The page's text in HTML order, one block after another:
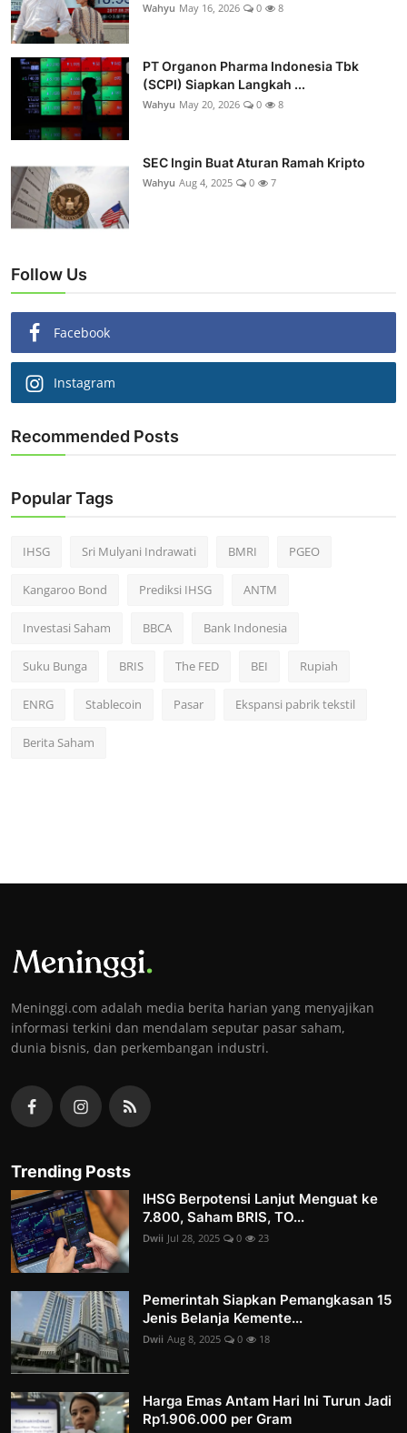
Wahyu May 16, 2026 0 8
PT Organon Pharma Indonesia Tbk
(SCPI) Siapkan Langkah ...
Wahyu May 20, 2026 0 8
SEC Ingin Buat Aturan Ramah Kripto
Wahyu Aug 4, 2025 0 7
Follow Us
Facebook
Instagram
Recommended Posts
Popular Tags
IHSG Sri Mulyani Indrawati BMRI PGEO
Kangaroo Bond Prediksi IHSG ANTM
Investasi Saham BBCA Bank Indonesia
Suku Bunga BRIS The FED BEI Rupiah
ENRG Stablecoin Pasar Ekspansi pabrik tekstil
Berita Saham
Meninggi.com adalah media berita harian yang menyajikan
informasi terkini dan mendalam seputar pasar saham,
dunia bisnis, dan perkembangan industri.
Trending Posts
IHSG Berpotensi Lanjut Menguat ke
7.800, Saham BRIS, TO...
Dwii Jul 28, 2025 0 23
Pemerintah Siapkan Pemangkasan 15
Jenis Belanja Kemente...
Dwii Aug 8, 2025 0 18
Harga Emas Antam Hari Ini Turun Jadi
Rp1.906.000 per Gram